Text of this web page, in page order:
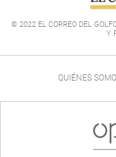
© 2022 EL CORREO DEL
Y
QUIÉNES